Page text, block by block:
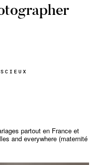
partout en France et
and everywhere (maternité